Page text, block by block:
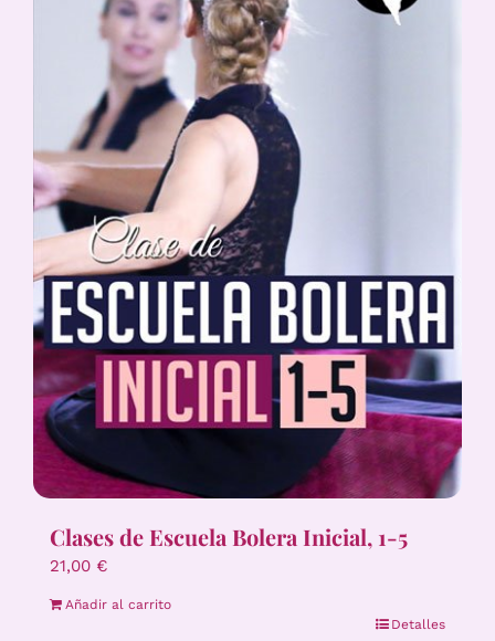
Clases de Escuela Bolera Inicial, 1-5
21,00 €
Añadir al carrito
Detalles